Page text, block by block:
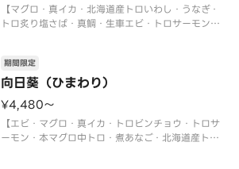
【マグロ・真イカ・北海道産トロいわし・うなぎ・
トロ炙り塩さば・真鯛・生車エビ・トロサーモン・
〈本マグロ中トロ使用〉
〈期間限定〉2026年9月30日（水）まで
向日葵（ひまわり）
期間限定
¥4,480〜
【エビ・マグロ・真イカ・トロビンチョウ・トロサ
ーモン・本マグロ中トロ・煮あなご・北海道産トロ